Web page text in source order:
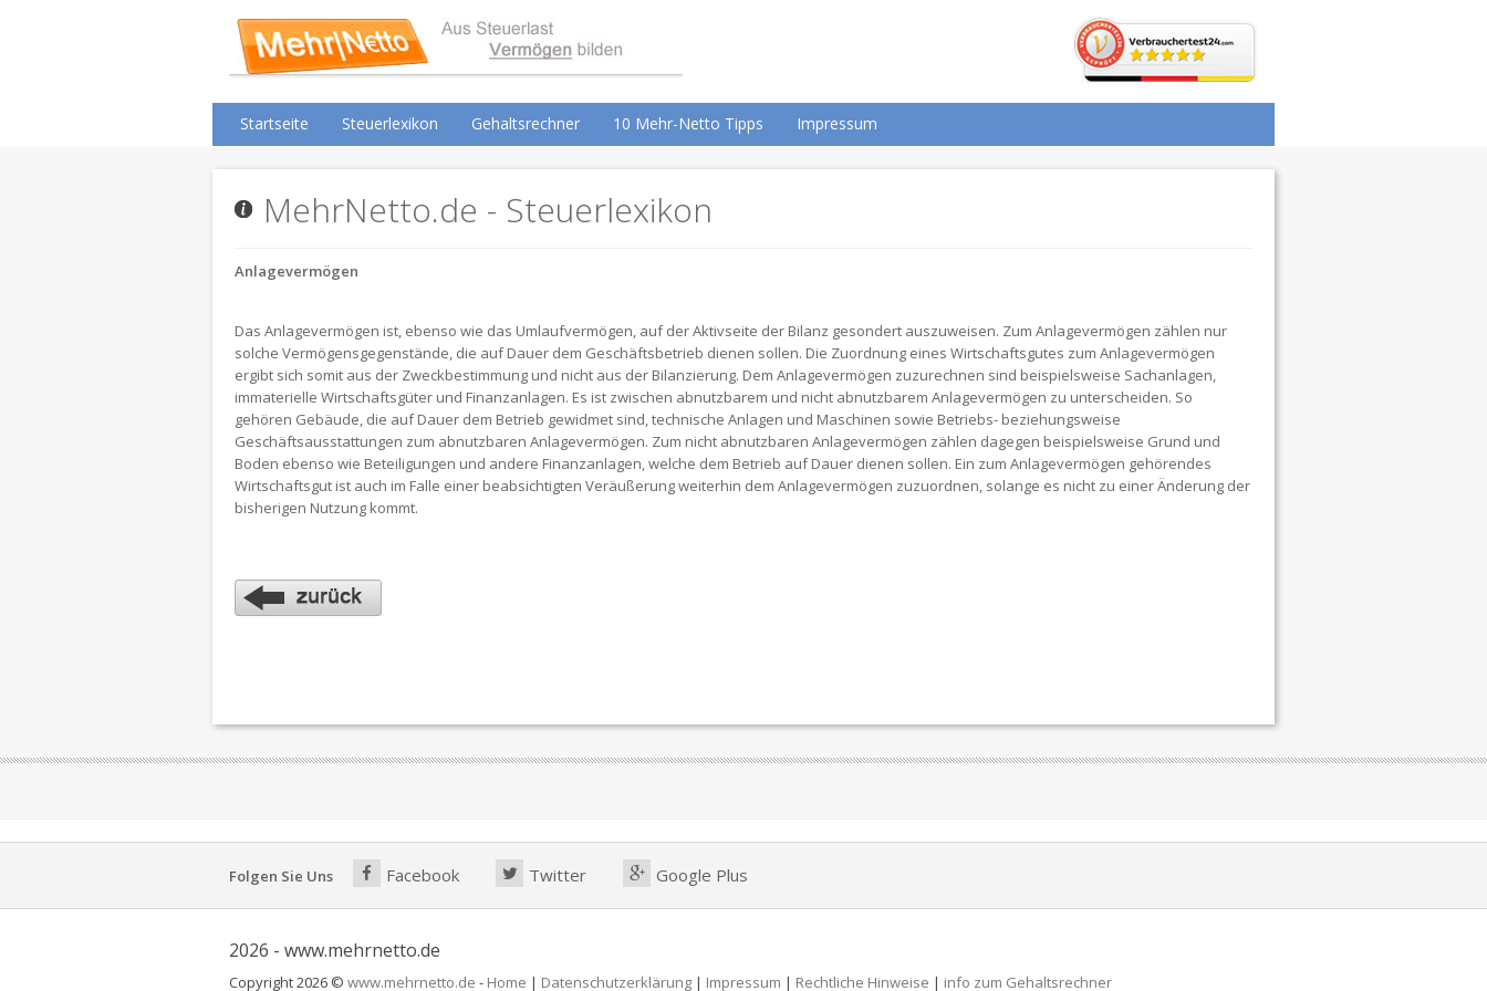
Startseite Steuerlexikon Gehaltsrechner 10 Mehr-Netto Tipps Impressum
MehrNetto.de - Steuerlexikon
Anlagevermögen
Das Anlagevermögen ist, ebenso wie das Umlaufvermögen, auf der Aktivseite der Bilanz gesondert auszuweisen. Zum Anlagevermögen zählen nur
solche Vermögensgegenstände, die auf Dauer dem Geschäftsbetrieb dienen sollen. Die Zuordnung eines Wirtschaftsgutes zum Anlagevermögen
ergibt sich somit aus der Zweckbestimmung und nicht aus der Bilanzierung. Dem Anlagevermögen zuzurechnen sind beispielsweise Sachanlagen,
immaterielle Wirtschaftsgüter und Finanzanlagen. Es ist zwischen abnutzbarem und nicht abnutzbarem Anlagevermögen zu unterscheiden. So
gehören Gebäude, die auf Dauer dem Betrieb gewidmet sind, technische Anlagen und Maschinen sowie Betriebs- beziehungsweise
Geschäftsausstattungen zum abnutzbaren Anlagevermögen. Zum nicht abnutzbaren Anlagevermögen zählen dagegen beispielsweise Grund und
Boden ebenso wie Beteiligungen und andere Finanzanlagen, welche dem Betrieb auf Dauer dienen sollen. Ein zum Anlagevermögen gehörendes
Wirtschaftsgut ist auch im Falle einer beabsichtigten Veräußerung weiterhin dem Anlagevermögen zuzuordnen, solange es nicht zu einer Änderung der
bisherigen Nutzung kommt.
Folgen Sie Uns Facebook Twitter Google Plus
2026 - www.mehrnetto.de
Copyright 2026 © www.mehrnetto.de - Home | Datenschutzerklärung | Impressum | Rechtliche Hinweise | info zum Gehaltsrechner